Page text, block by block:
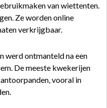
van wiettenten.
Ze worden online
verkrijgbaar.
werd ontmanteld na een
De meeste kwekerijen
vooral in